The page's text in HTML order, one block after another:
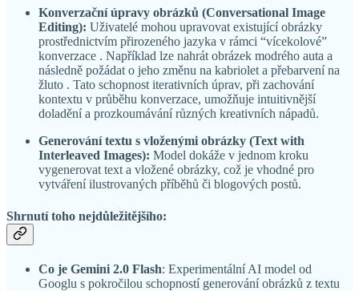
Konverzační úpravy obrázků (Conversational Image
Editing): Uživatelé mohou upravovat existující obrázky
prostřednictvím přirozeného jazyka v rámci “vícekolové”
konverzace . Například lze nahrát obrázek modrého auta a
následně požádat o jeho změnu na kabriolet a přebarvení na
žluto . Tato schopnost iterativních úprav, při zachování
kontextu v průběhu konverzace, umožňuje intuitivnější
doladění a prozkoumávání různých kreativních nápadů.
Generování textu s vloženými obrázky (Text with
Interleaved Images): Model dokáže v jednom kroku
vygenerovat text a vložené obrázky, což je vhodné pro
vytváření ilustrovaných příběhů či blogových postů.
Shrnutí toho nejdůležitějšího:
Co je Gemini 2.0 Flash: Experimentální AI model od
Googlu s pokročilou schopností generování obrázků z textu